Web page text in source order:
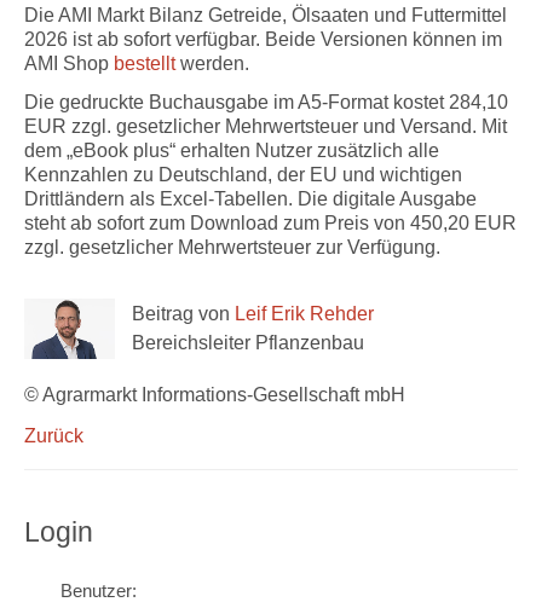
Die AMI Markt Bilanz Getreide, Ölsaaten und Futtermittel
2026 ist ab sofort verfügbar. Beide Versionen können im
AMI Shop bestelltwerden.
Die gedruckte Buchausgabe im A5-Format kostet 284,10
EUR zzgl. gesetzlicher Mehrwertsteuer und Versand. Mit
dem „eBook plus“ erhalten Nutzer zusätzlich alle
Kennzahlen zu Deutschland, der EU und wichtigen
Drittländern als Excel-Tabellen. Die digitale Ausgabe
steht ab sofort zum Download zum Preis von 450,20 EUR
zzgl. gesetzlicher Mehrwertsteuer zur Verfügung.
Beitrag von Leif Erik Rehder
Bereichsleiter Pflanzenbau
© Agrarmarkt Informations-Gesellschaft mbH
Zurück
Login
Benutzer: